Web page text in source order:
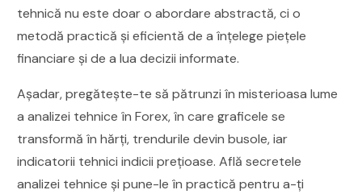
tehnică nu este doar o abordare abstractă, ci o
metodă practică și eficientă de a înțelege piețele
financiare și de a lua decizii informate.
Așadar, pregătește-te să pătrunzi în misterioasa lume
a analizei tehnice în Forex, în care graficele se
transformă în hărți, trendurile devin busole, iar
indicatorii tehnici indicii prețioase. Află secretele
analizei tehnice și pune-le în practică pentru a-ți